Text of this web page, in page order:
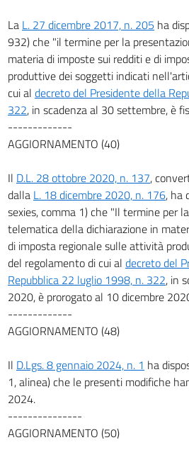
La L. 27 dicembre 2017, n. 205 ha
932) che "il termine per la
materia di imposte sui redditi e di
produttive dei soggetti indicati
cui al decreto del Presidente della
322, in scadenza al 30 settembre, è
-------------
AGGIORNAMENTO (40)
Il D.L. 28 ottobre 2020, n. 137,
dalla L. 18 dicembre 2020, n. 176, ha
sexies, comma 1) che "Il termine per
telematica della dichiarazione in
di imposta regionale sulle attività
del regolamento di cui al decreto del
Repubblica 22 luglio 1998, n. 322, in
2020, è prorogato al 10 dicembre
-------------
AGGIORNAMENTO (48)
Il D.Lgs. 8 gennaio 2024, n. 1 ha
1, alinea) che le presenti modifiche
2024.
---------------
AGGIORNAMENTO (50)